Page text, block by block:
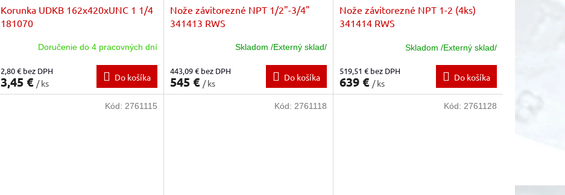
Korunka UDKB 162x420xUNC 1 1/4
181070
Doručenie do 4 pracovných dní
2,80 € bez DPH
3,45 € / ks
Do košíka
Nože závitorezné NPT 1/2"-3/4"
341413 RWS
Skladom /Externý sklad/
443,09 € bez DPH
545 € / ks
Do košíka
Nože závitorezné NPT 1-2 (4ks)
341414 RWS
Skladom /Externý sklad/
519,51 € bez DPH
639 € / ks
Do košíka
Kód: 2761115 Kód: 2761118 Kód: 2761128